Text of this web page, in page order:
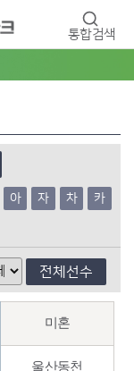
통합검색
아 자 차
카
전체선수
미혼
울산동천